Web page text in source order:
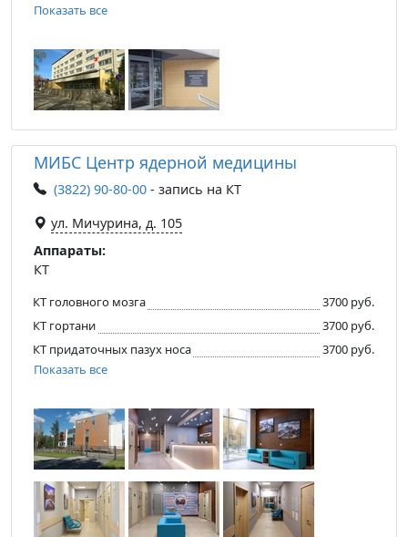
Показать все
МИБС Центр ядерной медицины
(3822) 90-80-00 - запись на КТ
ул. Мичурина, д. 105
Аппараты:
КТ
КТ головного мозга
3700 руб.
КТ гортани
3700 руб.
КТ придаточных пазух носа
3700 руб.
Показать все